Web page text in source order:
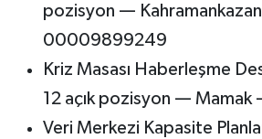
pozisyon —
00009899249
Kriz Masası Haberleşme
12 açık pozisyon —
Veri Merkezi Kapasite